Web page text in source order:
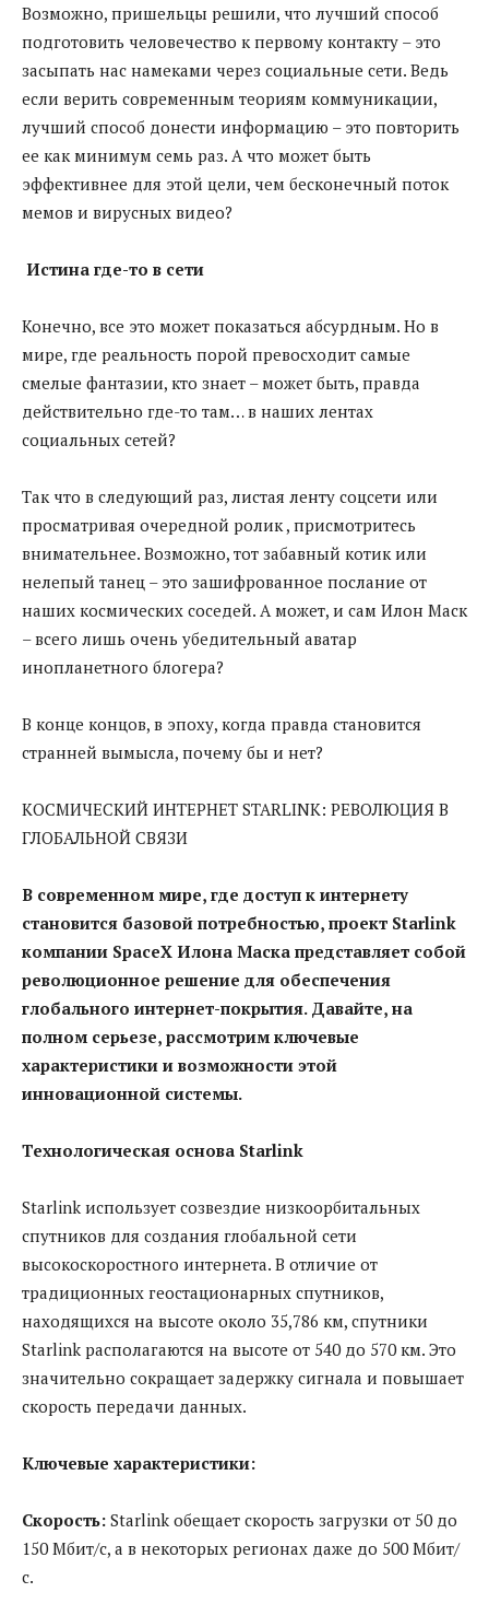
Возможно, пришельцы решили, что лучший способ
подготовить человечество к первому контакту – это
засыпать нас намеками через социальные сети. Ведь
если верить современным теориям коммуникации,
лучший способ донести информацию – это повторить
ее как минимум семь раз. А что может быть
эффективнее для этой цели, чем бесконечный поток
мемов и вирусных видео?
Истина где-то в сети
Конечно, все это может показаться абсурдным. Но в
мире, где реальность порой превосходит самые
смелые фантазии, кто знает – может быть, правда
действительно где-то там… в наших лентах
социальных сетей?
Так что в следующий раз, листая ленту соцсети или
просматривая очередной ролик , присмотритесь
внимательнее. Возможно, тот забавный котик или
нелепый танец – это зашифрованное послание от
наших космических соседей. А может, и сам Илон Маск
– всего лишь очень убедительный аватар
инопланетного блогера?
В конце концов, в эпоху, когда правда становится
странней вымысла, почему бы и нет?
КОСМИЧЕСКИЙ ИНТЕРНЕТ STARLINK: РЕВОЛЮЦИЯ В
ГЛОБАЛЬНОЙ СВЯЗИ
В современном мире, где доступ к интернету
становится базовой потребностью, проект Starlink
компании SpaceX Илона Маска представляет собой
революционное решение для обеспечения
глобального интернет-покрытия. Давайте, на
полном серьезе, рассмотрим ключевые
характеристики и возможности этой
инновационной системы.
Технологическая основа Starlink
Starlink использует созвездие низкоорбитальных
спутников для создания глобальной сети
высокоскоростного интернета. В отличие от
традиционных геостационарных спутников,
находящихся на высоте около 35,786 км, спутники
Starlink располагаются на высоте от 540 до 570 км. Это
значительно сокращает задержку сигнала и повышает
скорость передачи данных.
Ключевые характеристики:
Скорость: Starlink обещает скорость загрузки от 50 до
150 Мбит/с, а в некоторых регионах даже до 500 Мбит/
с.